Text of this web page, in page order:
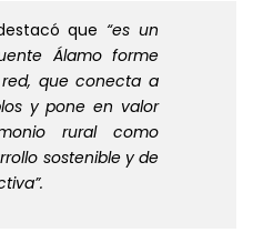
que “es un
Álamo forme
que conecta a
y pone en valor
rural como
sostenible y de